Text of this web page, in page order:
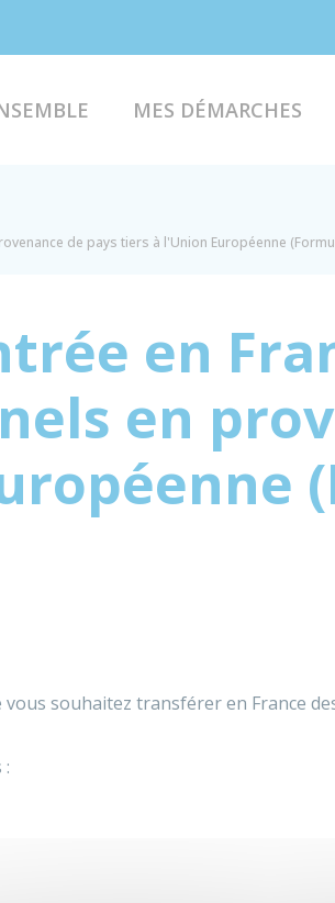
MES DÉMARCHES
de pays tiers à l'Union Européenne
en
en
souhaitez transférer en France